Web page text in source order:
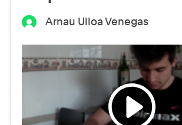
Arnau Ulloa Venegas